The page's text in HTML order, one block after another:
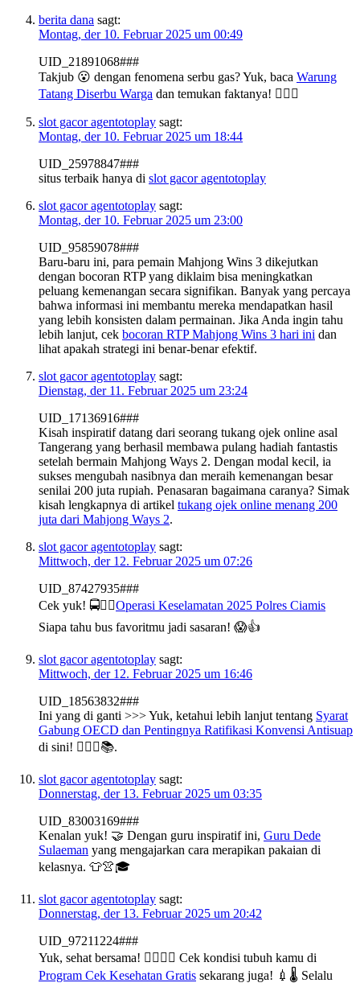
berita dana sagt:
Montag, der 10. Februar 2025 um 00:49
UID_21891068###
Takjub 😮 dengan fenomena serbu gas? Yuk, baca Warung
Tatang Diserbu Warga dan temukan faktanya! 🕵️‍♀️👀
slot gacor agentotoplay sagt:
Montag, der 10. Februar 2025 um 18:44
UID_25978847###
situs terbaik hanya di slot gacor agentotoplay
slot gacor agentotoplay sagt:
Montag, der 10. Februar 2025 um 23:00
UID_95859078###
Baru-baru ini, para pemain Mahjong Wins 3 dikejutkan
dengan bocoran RTP yang diklaim bisa meningkatkan
peluang kemenangan secara signifikan. Banyak yang percaya
bahwa informasi ini membantu mereka mendapatkan hasil
yang lebih konsisten dalam permainan. Jika Anda ingin tahu
lebih lanjut, cek bocoran RTP Mahjong Wins 3 hari ini dan
lihat apakah strategi ini benar-benar efektif.
slot gacor agentotoplay sagt:
Dienstag, der 11. Februar 2025 um 23:24
UID_17136916###
Kisah inspiratif datang dari seorang tukang ojek online asal
Tangerang yang berhasil membawa pulang hadiah fantastis
setelah bermain Mahjong Ways 2. Dengan modal kecil, ia
sukses mengubah nasibnya dan meraih kemenangan besar
senilai 200 juta rupiah. Penasaran bagaimana caranya? Simak
kisah lengkapnya di artikel tukang ojek online menang 200
juta dari Mahjong Ways 2.
slot gacor agentotoplay sagt:
Mittwoch, der 12. Februar 2025 um 07:26
UID_87427935###
Cek yuk! 🚍👮‍♂️Operasi Keselamatan 2025 Polres Ciamis
Siapa tahu bus favoritmu jadi sasaran! 😱👍
slot gacor agentotoplay sagt:
Mittwoch, der 12. Februar 2025 um 16:46
UID_18563832###
Ini yang di ganti >>> Yuk, ketahui lebih lanjut tentang Syarat
Gabung OECD dan Pentingnya Ratifikasi Konvensi Antisuap
di sini! 🕵️‍♀️🔎📚.
slot gacor agentotoplay sagt:
Donnerstag, der 13. Februar 2025 um 03:35
UID_83003169###
Kenalan yuk! 🤝 Dengan guru inspiratif ini, Guru Dede
Sulaeman yang mengajarkan cara merapikan pakaian di
kelasnya. 👕👚🎓
slot gacor agentotoplay sagt:
Donnerstag, der 13. Februar 2025 um 20:42
UID_97211224###
Yuk, sehat bersama! 👨‍⚕️👩‍⚕️ Cek kondisi tubuh kamu di
Program Cek Kesehatan Gratis sekarang juga! 💉🌡️ Selalu